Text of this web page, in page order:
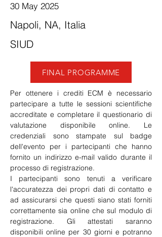
30 May 2025
Napoli, NA, Italia
SIUD
FINAL PROGRAMME
Per ottenere i crediti ECM è necessario
partecipare a tutte le sessioni scientifiche
accreditate e completare il questionario di
valutazione disponibile online. Le
credenziali sono stampate sul badge
dell'evento per i partecipanti che hanno
fornito un indirizzo e-mail valido durante il
processo di registrazione.
I partecipanti sono tenuti a verificare
l'accuratezza dei propri dati di contatto e
ad assicurarsi che questi siano stati forniti
correttamente sia online che sul modulo di
registrazione. Gli attestati saranno
disponibili online per 30 giorni e potranno